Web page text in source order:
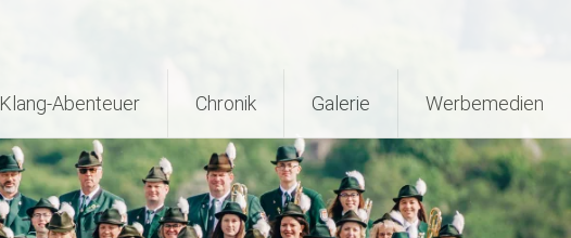
Klang-Abenteuer Chronik Galerie Werbemedien